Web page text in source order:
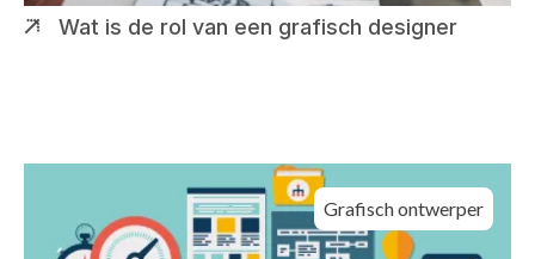
Wat is de rol van een grafisch designer
Grafisch ontwerper